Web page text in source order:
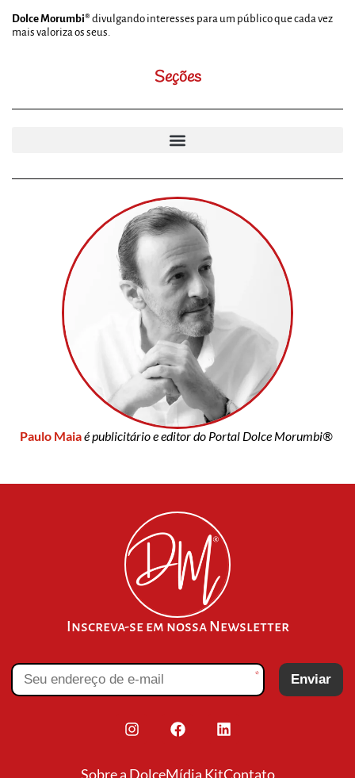
Dolce Morumbi® divulgando interesses para um público que cada vez
mais valoriza os seus.
Seções
Paulo Maiaé publicitário e editor do Portal Dolce Morumbi®
Inscreva-se em nossa Newsletter
* Enviar
Sobre a DolceMídia KitContato